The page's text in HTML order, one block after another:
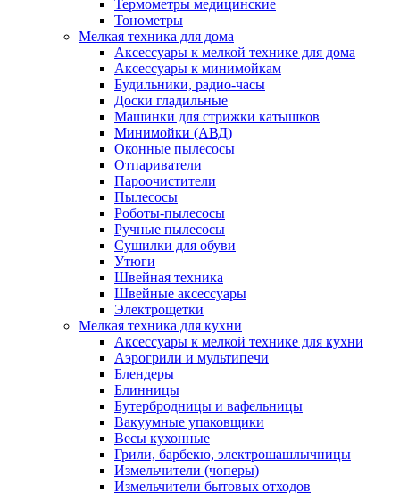
Термометры медицинские
Тонометры
Мелкая техника для дома
Аксессуары к мелкой технике для дома
Аксессуары к минимойкам
Будильники, радио-часы
Доски гладильные
Машинки для стрижки катышков
Минимойки (АВД)
Оконные пылесосы
Отпариватели
Пароочистители
Пылесосы
Роботы-пылесосы
Ручные пылесосы
Сушилки для обуви
Утюги
Швейная техника
Швейные аксессуары
Электрощетки
Мелкая техника для кухни
Аксессуары к мелкой технике для кухни
Аэрогрили и мультипечи
Блендеры
Блинницы
Бутербродницы и вафельницы
Вакуумные упаковщики
Весы кухонные
Грили, барбекю, электрошашлычницы
Измельчители (чоперы)
Измельчители бытовых отходов